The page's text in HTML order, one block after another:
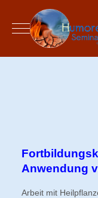
Mobile Menu Toggle
Anwendung
Arbeit mit